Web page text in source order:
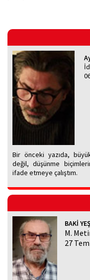
Bir önceki yazıda,
değil, düşünme
ifade etmeye çalıştım.
BAKİ
M.
27